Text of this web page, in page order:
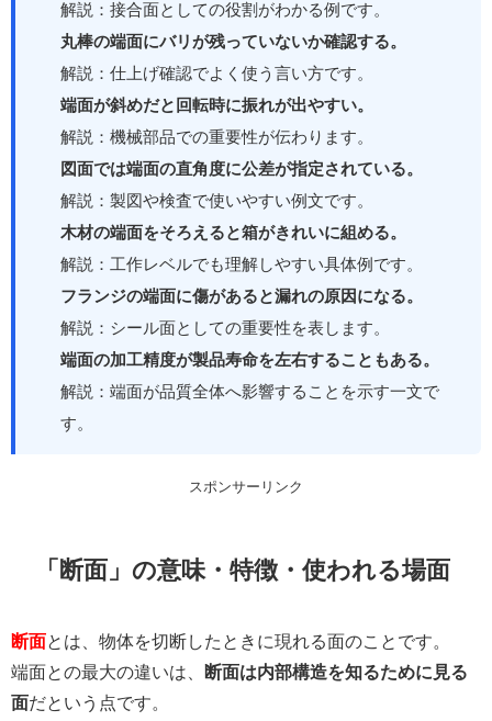
解説：接合面としての役割がわかる例です。
丸棒の端面にバリが残っていないか確認する。
解説：仕上げ確認でよく使う言い方です。
端面が斜めだと回転時に振れが出やすい。
解説：機械部品での重要性が伝わります。
図面では端面の直角度に公差が指定されている。
解説：製図や検査で使いやすい例文です。
木材の端面をそろえると箱がきれいに組める。
解説：工作レベルでも理解しやすい具体例です。
フランジの端面に傷があると漏れの原因になる。
解説：シール面としての重要性を表します。
端面の加工精度が製品寿命を左右することもある。
解説：端面が品質全体へ影響することを示す一文で
す。
スポンサーリンク
「断面」の意味・特徴・使われる場面
断面とは、物体を切断したときに現れる面のことです。
端面との最大の違いは、
断面は内部構造を知るために見る
面だという点です。